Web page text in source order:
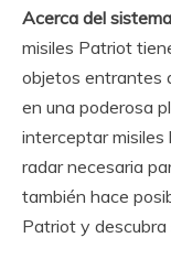
Acerca del
misiles Patriot
objetos entrantes
en una poderosa
interceptar misiles
radar necesaria
también hace
Patriot y descubra